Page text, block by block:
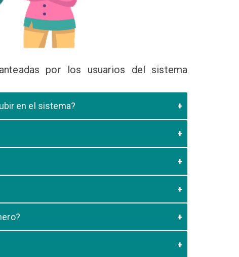
por los usuarios del sistema
en el sistema?